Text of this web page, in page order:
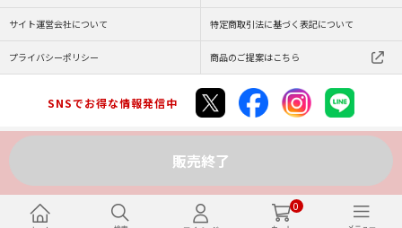
0
販売終了
サイト運営会社について 特定商取引法に基づく表記について
プライバシーポリシー 商品のご提案はこちら
SNSでお得な情報発信中